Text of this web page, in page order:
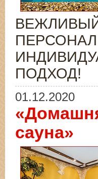
ПОДХОД!
01.12.2020
сауна»